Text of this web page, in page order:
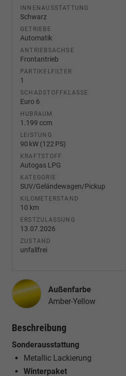
INNENAUSSTATTUNG
Schwarz
GETRIEBE
Automatik
ANTRIEBSACHSE
Frontantrieb
PARTIKELFILTER
1
SCHADSTOFFKLASSE
Euro 6
HUBRAUM
1.199 ccm
LEISTUNG
90 kW (122 PS)
KRAFTSTOFF
Autogas LPG
KATEGORIE
SUV/Geländewagen/Pickup
KILOMETERSTAND
10 km
ERSTZULASSUNG
13.07.2026
ZUSTAND
unfallfrei
Außenfarbe
Amber-Yellow
Beschreibung
Sonderausstattung
Metallic Lackierung
Winterpaket